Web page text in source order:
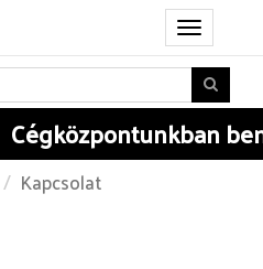
Toggle
navigation
Cégközpontunkban
Kapcsolat